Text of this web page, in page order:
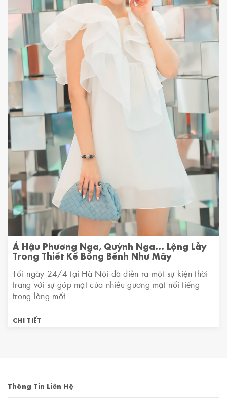
Á Hậu Phương Nga, Quỳnh Nga... Lộng Lẫy
Trong Thiết Kế Bồng Bềnh Như Mây
Tối ngày 24/4 tại Hà Nội đã diễn ra một sự kiện thời
trang với sự góp mặt của nhiều gương mặt nổi tiếng
trong làng mốt.
CHI TIẾT
Thông Tin Liên Hệ